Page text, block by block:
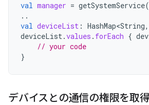
val manager = getSystemService(
..
val deviceList : HashMap<String,
deviceList.values . forEach {
// your code
}
デバイスとの通信の権限を取